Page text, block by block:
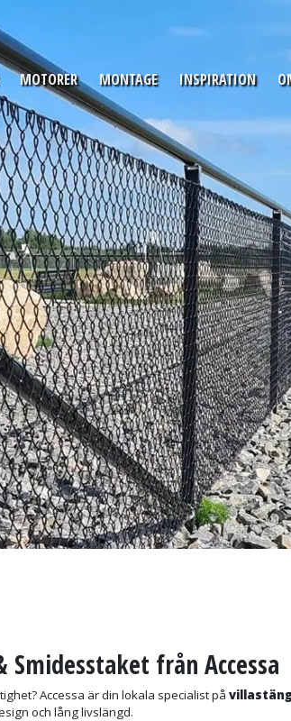
MOTORER MONTAGE INSPIRATION
från Accessa
Accessa är din lokala specialist på
och lång livslängd.